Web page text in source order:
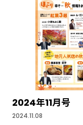
2024年11月号
2024.11.08